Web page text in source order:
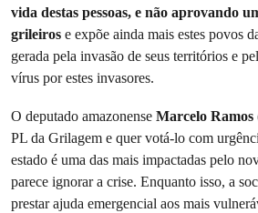
vida destas pessoas, e não aprovando
grileiros e expõe ainda mais estes povos
gerada pela invasão de seus territórios e
vírus por estes invasores.
O deputado amazonense Marcelo Ramos
PL da Grilagem e quer votá-lo com
estado é uma das mais impactadas pelo
parece ignorar a crise. Enquanto isso, a
prestar ajuda emergencial aos mais